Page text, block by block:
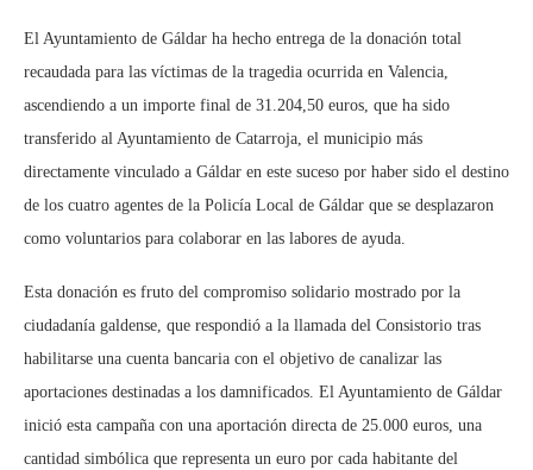
El Ayuntamiento de Gáldar ha hecho entrega de la donación total
recaudada para las víctimas de la tragedia ocurrida en Valencia,
ascendiendo a un importe final de 31.204,50 euros, que ha sido
transferido al Ayuntamiento de Catarroja, el municipio más
directamente vinculado a Gáldar en este suceso por haber sido el destino
de los cuatro agentes de la Policía Local de Gáldar que se desplazaron
como voluntarios para colaborar en las labores de ayuda.
Esta donación es fruto del compromiso solidario mostrado por la
ciudadanía galdense, que respondió a la llamada del Consistorio tras
habilitarse una cuenta bancaria con el objetivo de canalizar las
aportaciones destinadas a los damnificados. El Ayuntamiento de Gáldar
inició esta campaña con una aportación directa de 25.000 euros, una
cantidad simbólica que representa un euro por cada habitante del